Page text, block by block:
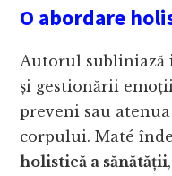
O abordare
Autorul subliniază
și gestionării
preveni sau
corpului. Maté
holistică a sănătății